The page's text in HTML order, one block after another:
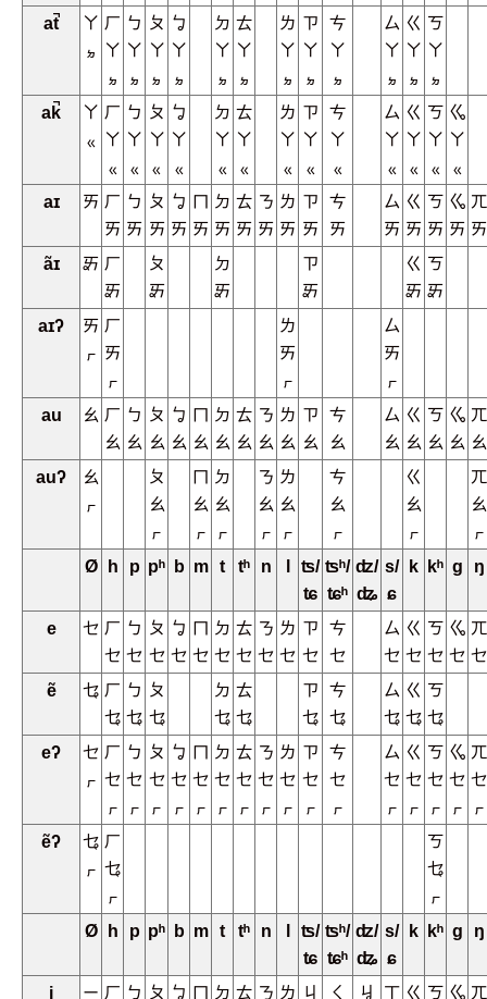
at̚
ㄚ
ㆵ
ㄏ
ㄚ
ㆵ
ㄅ
ㄚ
ㆵ
ㄆ
ㄚ
ㆵ
ㆠ
ㄚ
ㆵ
ㄉ
ㄚ
ㆵ
ㄊ
ㄚ
ㆵ
ㄌ
ㄚ
ㆵ
ㄗ
ㄚ
ㆵ
ㄘ
ㄚ
ㆵ
ㄙ
ㄚ
ㆵ
ㄍ
ㄚ
ㆵ
ㄎ
ㄚ
ㆵ
ak̚
ㄚ
ㆻ
ㄏ
ㄚ
ㆻ
ㄅ
ㄚ
ㆻ
ㄆ
ㄚ
ㆻ
ㆠ
ㄚ
ㆻ
ㄉ
ㄚ
ㆻ
ㄊ
ㄚ
ㆻ
ㄌ
ㄚ
ㆻ
ㄗ
ㄚ
ㆻ
ㄘ
ㄚ
ㆻ
ㄙ
ㄚ
ㆻ
ㄍ
ㄚ
ㆻ
ㄎ
ㄚ
ㆻ
ㆣ
ㄚ
ㆻ
aɪ
ㄞ ㄏ
ㄞ
ㄅ
ㄞ
ㄆ
ㄞ
ㆠ
ㄞ
ㄇ
ㄞ
ㄉ
ㄞ
ㄊ
ㄞ
ㄋ
ㄞ
ㄌ
ㄞ
ㄗ
ㄞ
ㄘ
ㄞ
ㄙ
ㄞ
ㄍ
ㄞ
ㄎ
ㄞ
ㆣ
ㄞ
ㄫ
ㄞ
ãɪ
ㆮ ㄏ
ㆮ
ㄆ
ㆮ
ㄉ
ㆮ
ㄗ
ㆮ
ㄍ
ㆮ
ㄎ
ㆮ
aɪʔ
ㄞ
ㆷ
ㄏ
ㄞ
ㆷ
ㄌ
ㄞ
ㆷ
ㄙ
ㄞ
ㆷ
au
ㄠ ㄏ
ㄠ
ㄅ
ㄠ
ㄆ
ㄠ
ㆠ
ㄠ
ㄇ
ㄠ
ㄉ
ㄠ
ㄊ
ㄠ
ㄋ
ㄠ
ㄌ
ㄠ
ㄗ
ㄠ
ㄘ
ㄠ
ㄙ
ㄠ
ㄍ
ㄠ
ㄎ
ㄠ
ㆣ
ㄠ
ㄫ
ㄠ
auʔ
ㄠ
ㆷ
ㄆ
ㄠ
ㆷ
ㄇ
ㄠ
ㆷ
ㄉ
ㄠ
ㆷ
ㄋ
ㄠ
ㆷ
ㄌ
ㄠ
ㆷ
ㄘ
ㄠ
ㆷ
ㄍ
ㄠ
ㆷ
ㄫ
ㄠ
ㆷ
Ø
h p pʰ b m t tʰ n
ʦ/
ʨ
ʦʰ/
ʨʰ
ʣ/
ʥ
s/
ɕ
k kʰ g ŋ
e ㆤ ㄏ
ㆤ
ㄅ
ㆤ
ㄆ
ㆤ
ㆠ
ㆤ
ㄇ
ㆤ
ㄉ
ㆤ
ㄊ
ㆤ
ㄋ
ㆤ
ㄌ
ㆤ
ㄗ
ㆤ
ㄘ
ㆤ
ㄙ
ㆤ
ㄍ
ㆤ
ㄎ
ㆤ
ㆣ
ㆤ
ㄫ
ㆤ
ẽ
ㆥ ㄏ
ㆥ
ㄅ
ㆥ
ㄆ
ㆥ
ㄉ
ㆥ
ㄊ
ㆥ
ㄗ
ㆥ
ㄘ
ㆥ
ㄙ
ㆥ
ㄍ
ㆥ
ㄎ
ㆥ
eʔ
ㆤ
ㆷ
ㄏ
ㆤ
ㆷ
ㄅ
ㆤ
ㆷ
ㄆ
ㆤ
ㆷ
ㆠ
ㆤ
ㆷ
ㄇ
ㆤ
ㆷ
ㄉ
ㆤ
ㆷ
ㄊ
ㆤ
ㆷ
ㄋ
ㆤ
ㆷ
ㄌ
ㆤ
ㆷ
ㄗ
ㆤ
ㆷ
ㄘ
ㆤ
ㆷ
ㄙ
ㆤ
ㆷ
ㄍ
ㆤ
ㆷ
ㄎ
ㆤ
ㆷ
ㆣ
ㆤ
ㆷ
ㄫ
ㆤ
ㆷ
ẽʔ
ㆥ
ㆷ
ㄏ
ㆥ
ㆷ
ㄎ
ㆥ
ㆷ
Ø
h p pʰ b m t tʰ n
ʦ/
ʨ
ʦʰ/
ʨʰ
ʣ/
ʥ
s/
ɕ
k kʰ g ŋ
i ㄧ ㄏ ㄅ ㄆ ㆠ ㄇ ㄉ ㄊ ㄋ ㄌ ㄐ ㄑ ㆢ ㄒ ㄍ ㄎ ㆣ ㄫ